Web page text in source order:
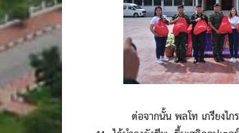
ต่อจากนั้น พลโท เกรียงไกร